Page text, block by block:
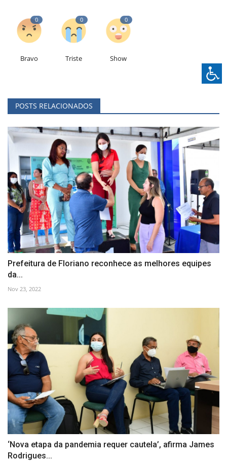
0
Bravo
0
Triste
0
Show
POSTS RELACIONADOS
Prefeitura de Floriano reconhece as melhores equipes
da...
Nov 23, 2022
‘Nova etapa da pandemia requer cautela’, afirma James
Rodrigues...